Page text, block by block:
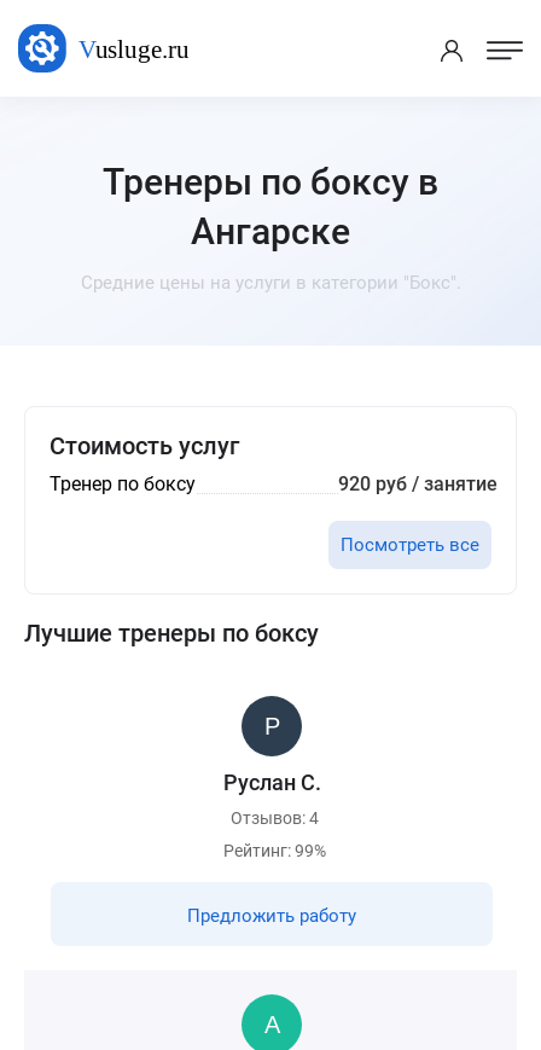
Тренеры по боксу в
Ангарске
Средние цены на услуги в категории "Бокс".
Стоимость услуг
Тренер по боксу 920 руб / занятие
Посмотреть все
Лучшие тренеры по боксу
Руслан С.
Отзывов: 4
Рейтинг: 99%
Предложить работу